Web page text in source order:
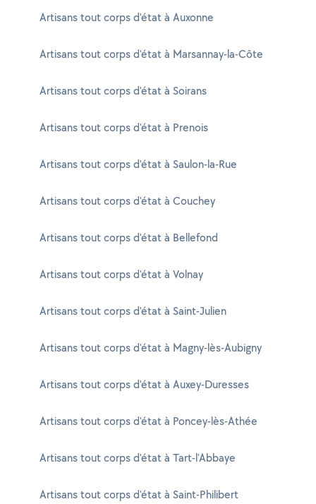
Artisans tout corps d'état à Auxonne
Artisans tout corps d'état à Marsannay-la-Côte
Artisans tout corps d'état à Soirans
Artisans tout corps d'état à Prenois
Artisans tout corps d'état à Saulon-la-Rue
Artisans tout corps d'état à Couchey
Artisans tout corps d'état à Bellefond
Artisans tout corps d'état à Volnay
Artisans tout corps d'état à Saint-Julien
Artisans tout corps d'état à Magny-lès-Aubigny
Artisans tout corps d'état à Auxey-Duresses
Artisans tout corps d'état à Poncey-lès-Athée
Artisans tout corps d'état à Tart-l'Abbaye
Artisans tout corps d'état à Saint-Philibert